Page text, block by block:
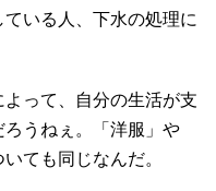
いる人、下水の処理に
って、自分の生活が支
うねぇ。「洋服」や
ても同じなんだ。